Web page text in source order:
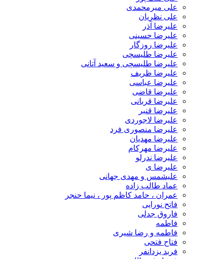
علی میرمحمدی
علی نظریان
علیرضا آذر
علیرضا حسینی
علیرضا روزگار
علیرضا طلیسچی
علیرضا طلیسچی و سعید آتانی
علیرضا ظریف
علیرضا عباسی
علیرضا قاضی
علیرضا قربانی
علیرضا قنبر
علیرضا لاجوردی
علیرضا منصوری فرد
علیرضا مهدیان
علیرضا مهرکام
علیرضا ندرلو
علیرضا ی
علیشمس و مهدی جهانی
عماد طالب زاده
عمران ، حامد کاظم پور ، نیما حنجر
فاتح نورایی
فاروق جدلی
فاطمه
فاطمه و رضا شیری
فتاح فتحی
فربد یزدانفر